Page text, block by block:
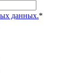
данных.*